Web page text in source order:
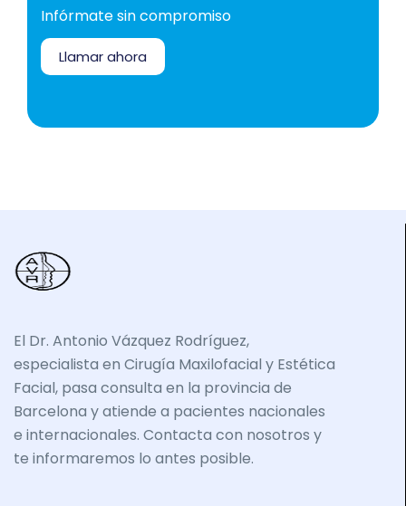
Infórmate sin compromiso
Llamar ahora
El Dr. Antonio Vázquez Rodríguez,
especialista en Cirugía Maxilofacial y Estética
Facial, pasa consulta en la provincia de
Barcelona y atiende a pacientes nacionales
e internacionales. Contacta con nosotros y
te informaremos lo antes posible.